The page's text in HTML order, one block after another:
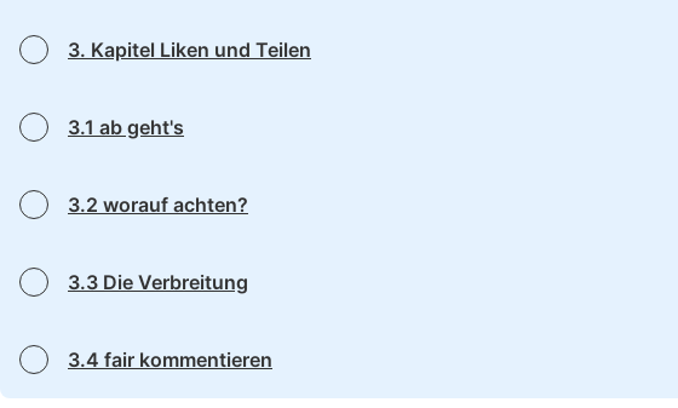
3. Kapitel Liken und Teilen
3.1 ab geht's
3.2 worauf achten?
3.3 Die Verbreitung
3.4 fair kommentieren